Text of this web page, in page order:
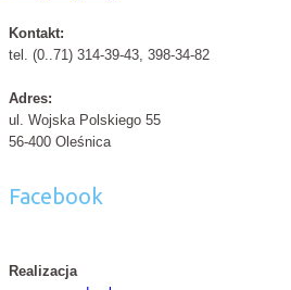
Kontakt:
tel. (0..71) 314-39-43, 398-34-82
Adres:
ul. Wojska Polskiego 55
56-400 Oleśnica
Facebook
Realizacja